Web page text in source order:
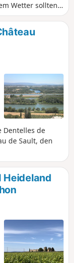
Wetter sollten
Vögel,
sind an
zu sehen.
Dentelles de
de Sault, den
Heideland